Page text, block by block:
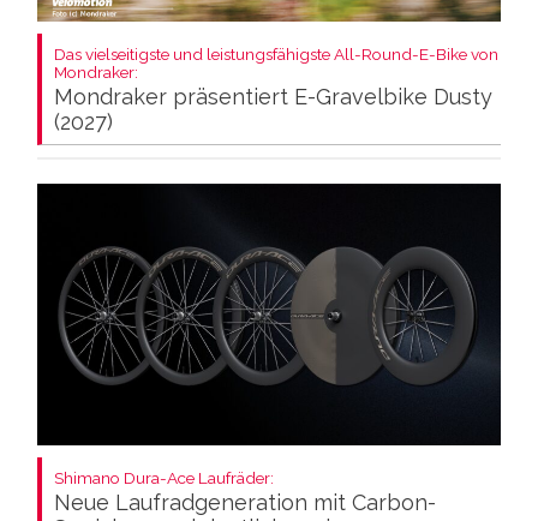
Das vielseitigste und leistungsfähigste All-Round-E-Bike von
Mondraker:
Mondraker präsentiert E-Gravelbike Dusty
(2027)
Shimano Dura-Ace Laufräder:
Neue Laufradgeneration mit Carbon-